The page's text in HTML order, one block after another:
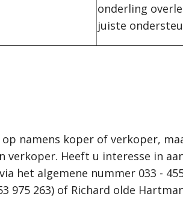
onderling
juiste
namens koper of verkoper,
verkoper. Heeft u interesse in
het algemene nummer 033 -
263) of Richard olde Hartman